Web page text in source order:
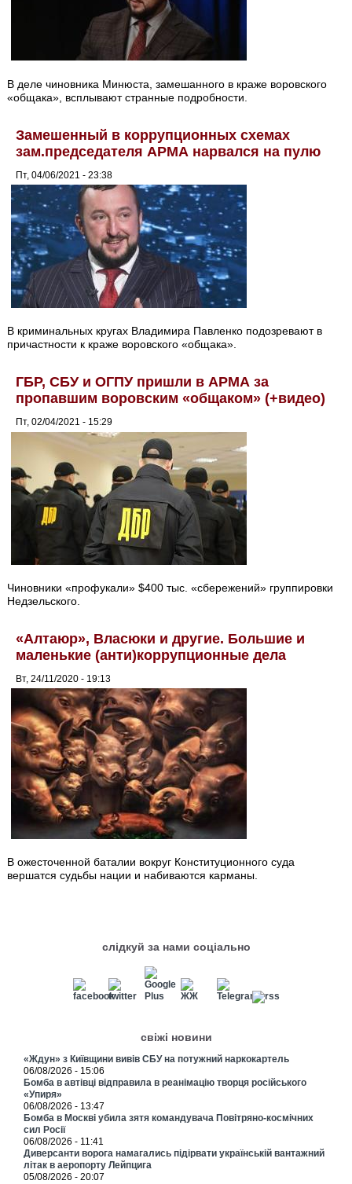
В деле чиновника Минюста, замешанного в краже воровского
«общака», всплывают странные подробности.
Замешенный в коррупционных схемах
зам.председателя АРМА нарвался на пулю
Пт, 04/06/2021 - 23:38
В криминальных кругах Владимира Павленко подозревают в
причастности к краже воровского «общака».
ГБР, СБУ и ОГПУ пришли в АРМА за
пропавшим воровским «общаком» (+видео)
Пт, 02/04/2021 - 15:29
Чиновники «профукали» $400 тыс. «сбережений» группировки
Недзельского.
«Алтаюр», Власюки и другие. Большие и
маленькие (анти)коррупционные дела
Вт, 24/11/2020 - 19:13
В ожесточенной баталии вокруг Конституционного суда
вершатся судьбы нации и набиваются карманы.
слідкуй за нами соціально
свіжі новини
«Ждун» з Київщини вивів СБУ на потужний наркокартель
06/08/2026 - 15:06
Бомба в автівці відправила в реанімацію творця російського
«Упиря»
06/08/2026 - 13:47
Бомба в Москві убила зятя командувача Повітряно-космічних
сил Росії
06/08/2026 - 11:41
Диверсанти ворога намагались підірвати українській вантажний
літак в аеропорту Лейпцига
05/08/2026 - 20:07